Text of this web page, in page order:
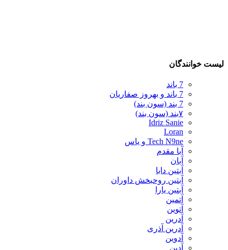
لیست خوانندگان
7 باند
7 باند و بهروز صفاریان
7 بند (سون بند)
۷بند (سون بند)
Idriz Sanie
Loran
Tech N9ne و یاس
آبا مقدم
آبان
آبتین دابا
آبتین روحبخش داوران
آبتین یارا
آتمین
آتوین
آدرین
آدرین آذری
آدوین
آدین